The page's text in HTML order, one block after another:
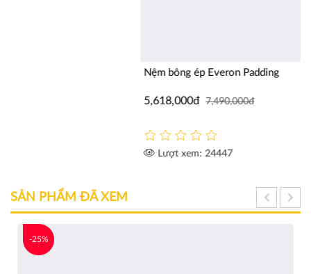
Nệm bông ép Everon Padding
SẢN PHẨM ĐÃ XEM
-25%